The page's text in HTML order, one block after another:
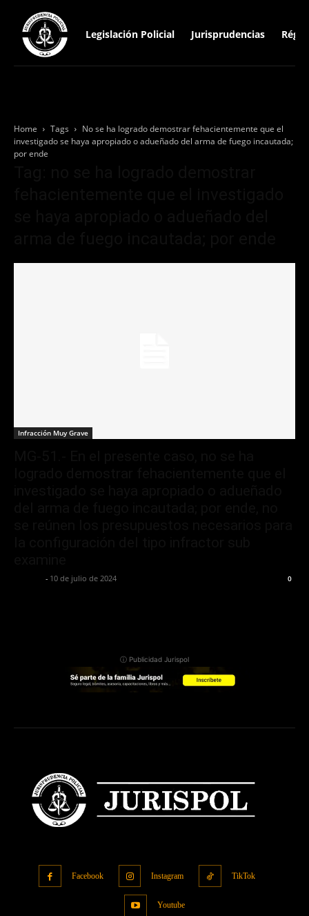
Legislación Policial Jurisprudencias
Home Tags
No se ha logrado demostrar fehacientemente que el
investigado se haya apropiado o adueñado del arma de fuego incautada;
por ende
Infracción Muy Grave
- 10 de julio de 2024 0
ⓘ Publicidad Jurispol
Facebook Instagram TikTok
Youtube